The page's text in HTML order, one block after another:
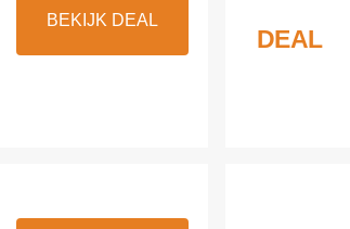
BEKIJK DEAL
DEAL